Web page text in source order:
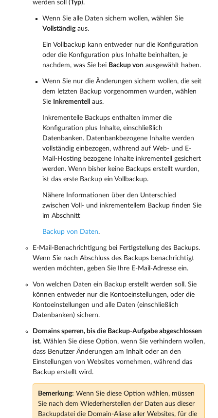
werden soll (Typ).
Wenn Sie alle Daten sichern wollen, wählen Sie
Vollständigaus.
Ein Vollbackup kann entweder nur die Konfiguration
oder die Konfiguration plus Inhalte beinhalten, je
nachdem, was Sie bei Backup von ausgewählt haben.
Wenn Sie nur die Änderungen sichern wollen, die seit
dem letzten Backup vorgenommen wurden, wählen
Sie Inkrementell aus.
Inkrementelle Backups enthalten immer die
Konfiguration plus Inhalte, einschließlich
Datenbanken. Datenbankbezogene Inhalte werden
vollständig einbezogen, während auf Web- und E-
Mail-Hosting bezogene Inhalte inkrementell gesichert
werden. Wenn bisher keine Backups erstellt wurden,
ist das erste Backup ein Vollbackup.
Nähere Informationen über den Unterschied
zwischen Voll- und inkrementellem Backup finden Sie
im Abschnitt
Backup von Daten.
E-Mail-Benachrichtigung bei Fertigstellung des Backups.
Wenn Sie nach Abschluss des Backups benachrichtigt
werden möchten, geben Sie Ihre E-Mail-Adresse ein.
Von welchen Daten ein Backup erstellt werden soll. Sie
können entweder nur die Kontoeinstellungen, oder die
Kontoeinstellungen und alle Daten (einschließlich
Datenbanken) sichern.
Domains sperren, bis die Backup-Aufgabe abgeschlossen
ist. Wählen Sie diese Option, wenn Sie verhindern wollen,
dass Benutzer Änderungen am Inhalt oder an den
Einstellungen von Websites vornehmen, während das
Backup erstellt wird.
Bemerkung: Wenn Sie diese Option wählen, müssen
Sie nach dem Wiederherstellen der Daten aus dieser
Backupdatei die Domain-Aliase aller Websites, für die